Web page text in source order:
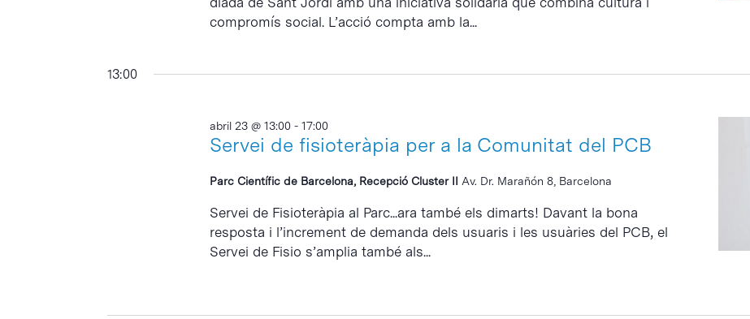
compromís social. L’acció compta amb la...
13:00
Servei de fisioteràpia per a la Comunitat del PCB
abril 23 @ 13:00- 17:00
Parc Científic de Barcelona, Recepció Cluster II Av. Dr. Marañón 8, Barcelona
Servei de Fisioteràpia al Parc...ara també els dimarts! Davant la bona
resposta i l’increment de demanda dels usuaris i les usuàries del PCB, el
Servei de Fisio s’amplia també als...